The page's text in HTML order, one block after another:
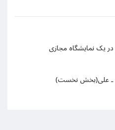
یک نمایشگاه مجازی
(بخش نخست)نگاهی نو به جنبش بابک خُرّمدین ـ علی